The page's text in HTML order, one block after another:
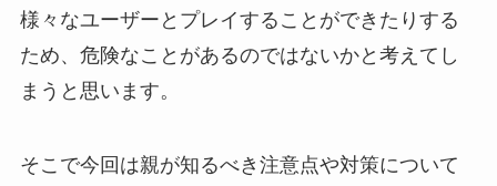
様々なユーザーとプレイすることができたりする
ため、危険なことがあるのではないかと考えてし
まうと思います。
そこで今回は親が知るべき注意点や対策について